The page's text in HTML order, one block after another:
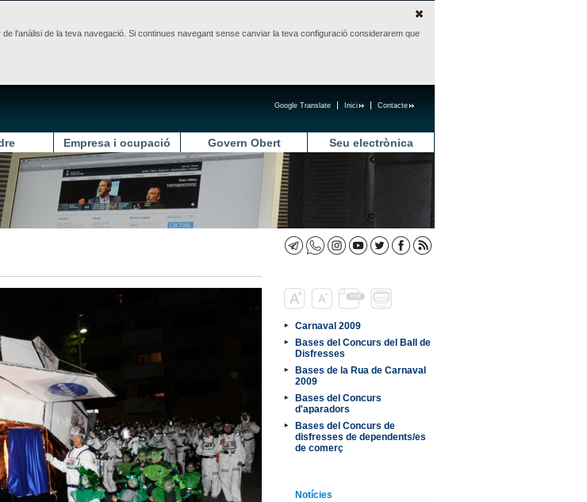
l'anàlisi de la teva navegació. Si continues navegant sense canviar la teva configuració considerarem que
Contacte
Inici
Google Translate
Empresa i ocupació Govern Obert Seu electrònica
Carnaval 2009
Bases del Concurs del Ball de
Disfresses
Bases de la Rua de Carnaval
2009
Bases del Concurs
d'aparadors
Bases del Concurs de
disfresses de dependents/es
de comerç
Notícies